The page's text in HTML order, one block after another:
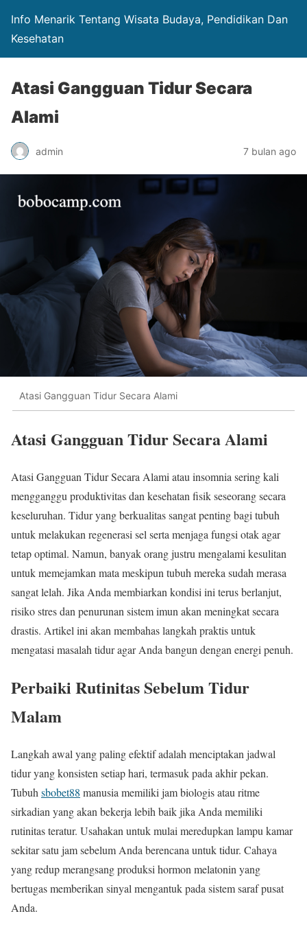
Info Menarik Tentang Wisata Budaya, Pendidikan Dan
Kesehatan
Atasi Gangguan Tidur Secara
Alami
admin 7 bulan ago
Atasi Gangguan Tidur Secara Alami
Atasi Gangguan Tidur Secara Alami
Atasi Gangguan Tidur Secara Alami atau insomnia sering kali
mengganggu produktivitas dan kesehatan fisik seseorang secara
keseluruhan. Tidur yang berkualitas sangat penting bagi tubuh
untuk melakukan regenerasi sel serta menjaga fungsi otak agar
tetap optimal. Namun, banyak orang justru mengalami kesulitan
untuk memejamkan mata meskipun tubuh mereka sudah merasa
sangat lelah. Jika Anda membiarkan kondisi ini terus berlanjut,
risiko stres dan penurunan sistem imun akan meningkat secara
drastis. Artikel ini akan membahas langkah praktis untuk
mengatasi masalah tidur agar Anda bangun dengan energi penuh.
Perbaiki Rutinitas Sebelum Tidur
Malam
Langkah awal yang paling efektif adalah menciptakan jadwal
tidur yang konsisten setiap hari, termasuk pada akhir pekan.
Tubuh sbobet88 manusia memiliki jam biologis atau ritme
sirkadian yang akan bekerja lebih baik jika Anda memiliki
rutinitas teratur. Usahakan untuk mulai meredupkan lampu kamar
sekitar satu jam sebelum Anda berencana untuk tidur. Cahaya
yang redup merangsang produksi hormon melatonin yang
bertugas memberikan sinyal mengantuk pada sistem saraf pusat
Anda.